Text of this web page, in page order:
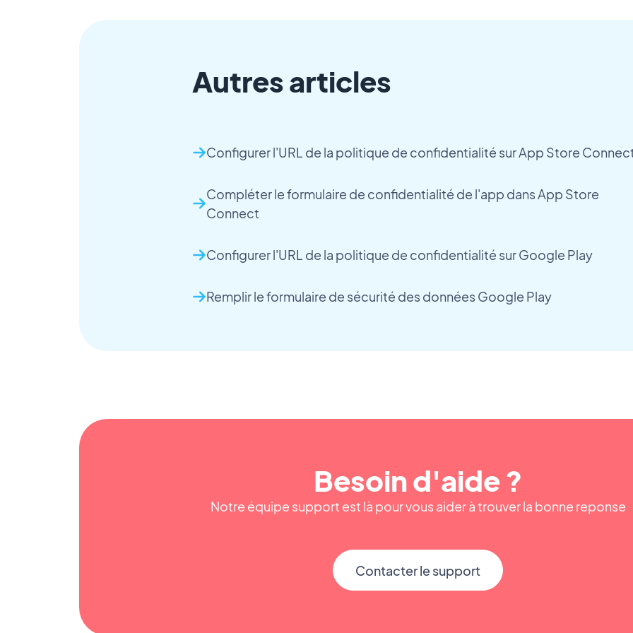
Autres articles
Configurer l'URL de la politique de confidentialité sur App Store
Compléter le formulaire de confidentialité de l'app dans App Store
Connect
Configurer l'URL de la politique de confidentialité sur Google Play
Remplir le formulaire de sécurité des données Google Play
Besoin d'aide ?
Notre équipe support est là pour vous aider à trouver la bonne reponse
Contacter le support